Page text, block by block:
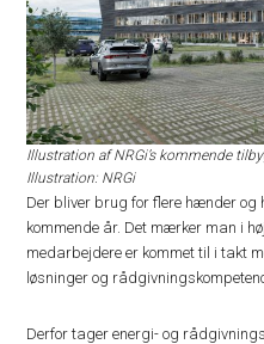
Illustration af NRGi’s kommende
Illustration: NRGi
Der bliver brug for flere hænder og
kommende år. Det mærker man i
medarbejdere er kommet til i takt
løsninger og
Derfor tager energi- og